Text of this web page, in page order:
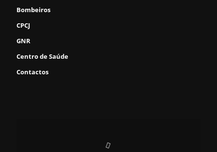
Bombeiros
CPCJ
GNR
Centro de Saúde
Contactos